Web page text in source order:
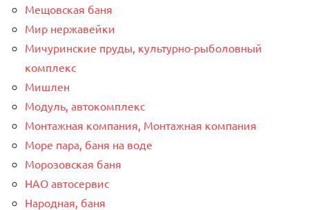
Мещовская баня
Мир нержавейки
Мичуринские пруды, культурно-рыболовный
комплекс
Мишлен
Модуль, автокомплекс
Монтажная компания, Монтажная компания
Море пара, баня на воде
Морозовская баня
НАО автосервис
Народная, баня